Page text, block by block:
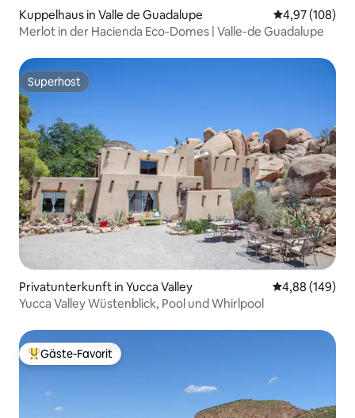
Kuppelhaus in Valle de Guadalupe
4,97 (108)
Merlot in der Hacienda Eco-Domes | Valle-de Guadalupe
Superhost
Superhost
Privatunterkunft in Yucca Valley
4,88 (149)
Yucca Valley Wüstenblick, Pool und Whirlpool
Beliebter Gäste-Favorit.
Gäste-Favorit